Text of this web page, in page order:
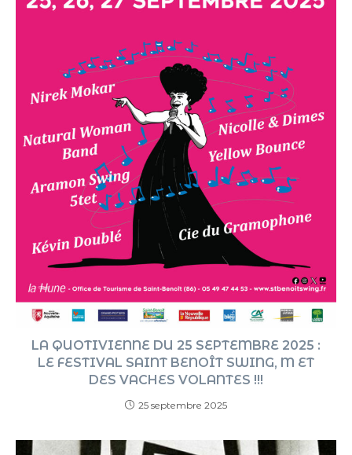
LA QUOTIVIENNE DU 25 SEPTEMBRE 2025 :
LE FESTIVAL SAINT BENOÎT SWING, M ET
DES VACHES VOLANTES !!!
25 septembre 2025